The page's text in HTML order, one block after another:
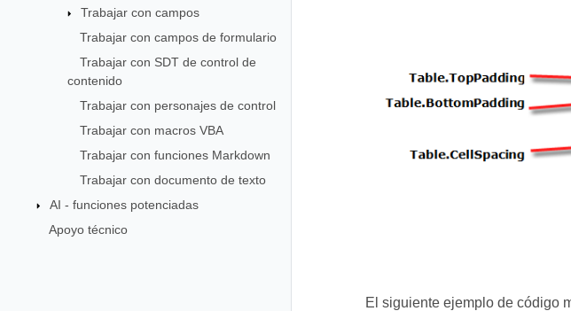
Trabajar con campos
Trabajar con campos de formulario
Trabajar con SDT de control de
contenido
Trabajar con personajes de control
Trabajar con macros VBA
Trabajar con funciones Markdown
Trabajar con documento de texto
AI - funciones potenciadas
Apoyo técnico
El siguiente ejemplo de código